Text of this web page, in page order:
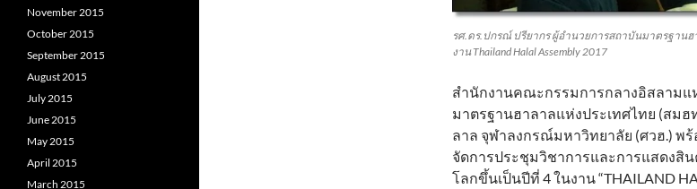
รศ.ดร.ปกรณ์ ปรียากร ผู้อำนวยการสถาบันมาตรฐาน
งาน Thailand Halal Assembly 2017
สำนักงานคณะกรรมการกลางอิสลามแ
มาตรฐานฮาลาลแห่งประเทศไทย (สมฮ
ลาล จุฬาลงกรณ์มหาวิทยาลัย (ศวฮ.) พ
จัดการประชุมวิชาการและการแสดงสิ
โลกขึ้นเป็นปีที่ 4 ในงาน “THAILAND
November 2015
October 2015
September 2015
August 2015
July 2015
June 2015
May 2015
April 2015
March 2015